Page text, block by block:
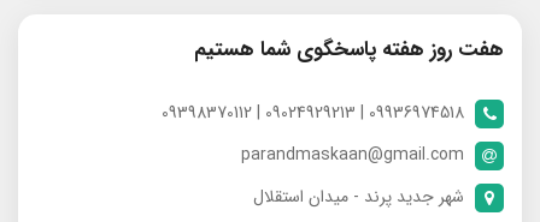
هفت روز هفته پاسخگوی شما هستیم
09936974518 | 09024929213 | 09398370112
parandmaskaan@gmail.com
شهر جدید پرند - میدان استقلال